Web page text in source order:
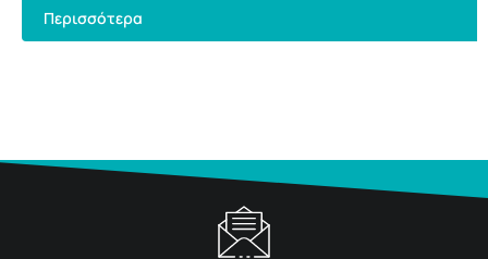
Περισσότερα